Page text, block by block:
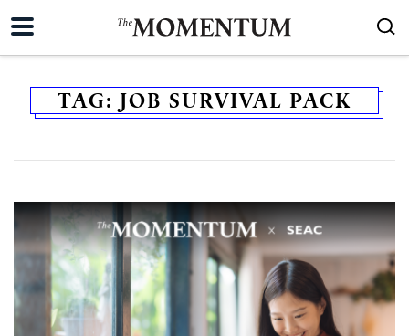
TAG: JOB SURVIVAL PACK